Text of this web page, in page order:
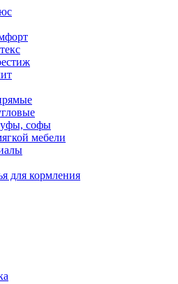
софы
мебели
для кормления